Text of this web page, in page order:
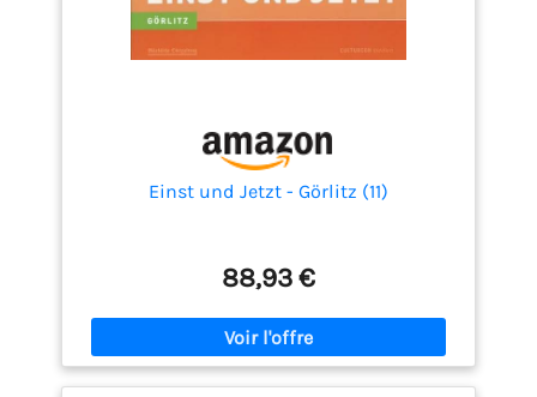
Einst und Jetzt - Görlitz (11)
88,93 €